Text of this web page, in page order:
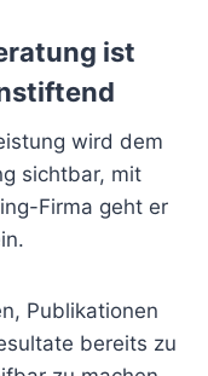
ist
wird dem
sichtbar, mit
Firma geht er
Publikationen
bereits zu